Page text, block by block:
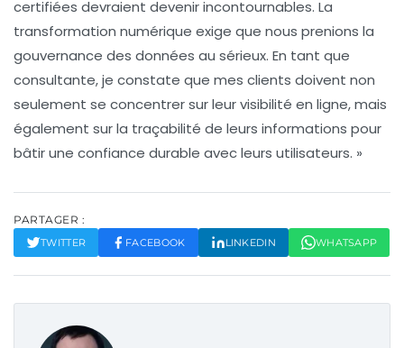
certifiées devraient devenir incontournables. La
transformation numérique exige que nous prenions la
gouvernance des données au sérieux. En tant que
consultante, je constate que mes clients doivent non
seulement se concentrer sur leurvisibilité en ligne, mais
également sur la traçabilité de leurs informations pour
bâtir une confiance durable avec leurs utilisateurs. »
PARTAGER :
TWITTER FACEBOOK LINKEDIN WHATSAPP